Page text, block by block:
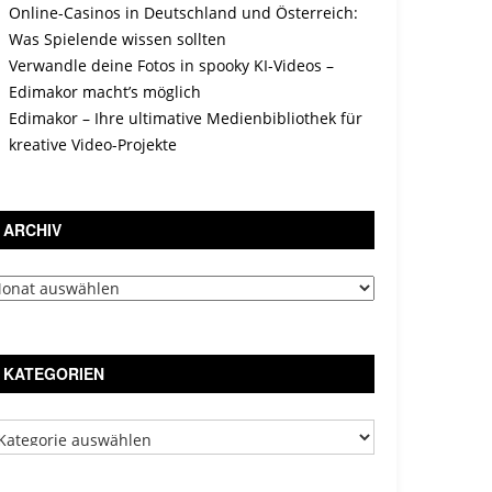
Online-Casinos in Deutschland und Österreich:
Was Spielende wissen sollten
Verwandle deine Fotos in spooky KI-Videos –
Edimakor macht’s möglich
Edimakor – Ihre ultimative Medienbibliothek für
kreative Video-Projekte
ARCHIV
KATEGORIEN